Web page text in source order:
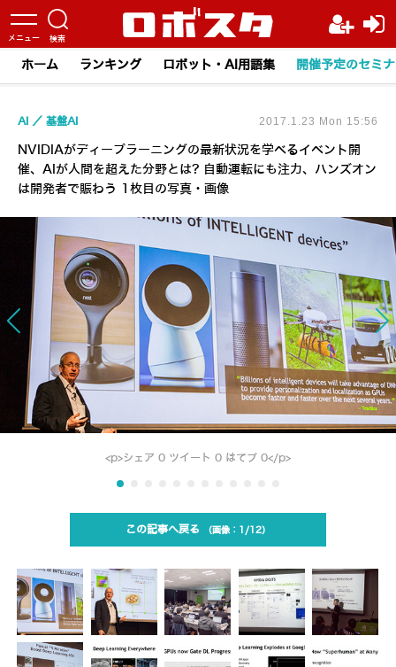
ホーム ランキング ロボット・AI用語集 開催予定のセミ
NVIDIAがディープラーニングの最新状況を学べるイベント開
催、AIが人間を超えた分野とは? 自動運転にも注力、ハンズオン
は開発者で賑わう 1枚目の写真・画像
AI 基盤AI 2017.1.23 Mon 15:56
<p>シェア 0 ツイート 0 はてブ 0</p>
この記事へ戻る 1/12